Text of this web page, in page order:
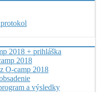
2018 + prihláška
2018
O-camp 2018
a výsledky